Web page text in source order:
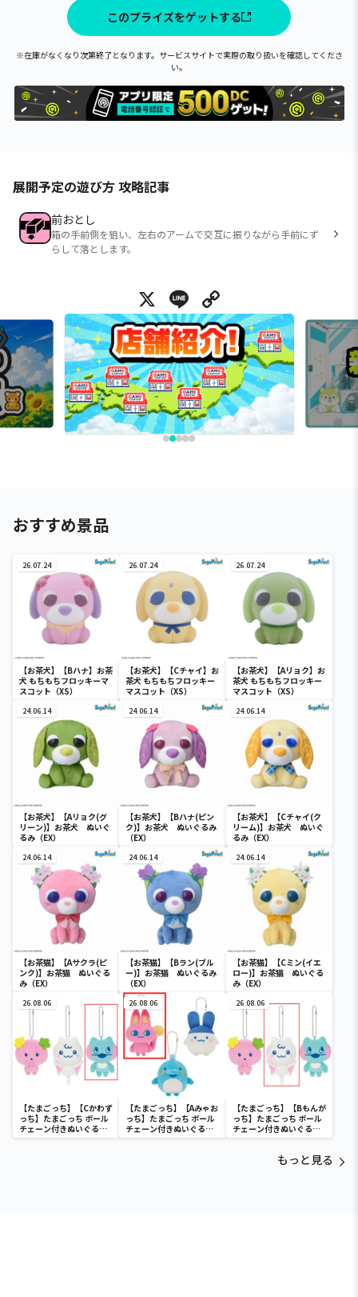
このプライズをゲットする
※在庫がなくなり次第終了となります。サービスサイトで実際の取り扱いを確認してくださ
い。
展開予定の遊び方 攻略記事
前おとし
箱の手前側を狙い、左右のアームで交互に振りながら手前にず
らして落とします。
X Line
おすすめ景品
26.07.24
【お茶犬】【Bハナ】お茶
犬 もちもちフロッキーマ
スコット（XS）
26.07.24
【お茶犬】【Cチャイ】お
茶犬 もちもちフロッキー
マスコット（XS）
26.07.24
【お茶犬】【Aリョク】お
茶犬 もちもちフロッキー
マスコット（XS）
24.06.14
【お茶犬】【Aリョク(グ
リーン)】お茶犬 ぬいぐ
るみ（EX）
24.06.14
【お茶犬】【Bハナ(ピン
ク)】お茶犬 ぬいぐるみ
（EX）
24.06.14
【お茶犬】【Cチャイ(ク
リーム)】お茶犬 ぬいぐ
るみ（EX）
24.06.14
【お茶猫】【Aサクラ(ピ
ンク)】お茶猫 ぬいぐる
み（EX）
24.06.14
【お茶猫】【Bラン(ブル
ー)】お茶猫 ぬいぐるみ
（EX）
24.06.14
【お茶猫】【Cミン(イエ
ロー)】お茶猫 ぬいぐる
み（EX）
26.08.06
【たまごっち】【Cかわず
っち】たまごっち ボール
チェーン付きぬいぐるみ
～Tamagotchi
26.08.06
【たまごっち】【Aみゃお
っち】たまごっち ボール
チェーン付きぬいぐるみ
～Tamagotchi
26.08.06
【たまごっち】【Bもんが
っち】たまごっち ボール
チェーン付きぬいぐるみ
～Tamagotchi
もっと見る